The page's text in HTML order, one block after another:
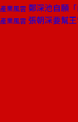
產業風雲 鄭深池自願
產業風雲 張朝深要幫